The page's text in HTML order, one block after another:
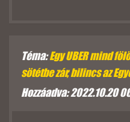
Téma:Egy UBER mind
sötétbe zár, bilincs az
Hozzáadva: 2022.10.20